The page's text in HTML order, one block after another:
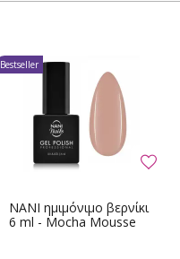
NANI ημιμόνιμο βερνίκι
6 ml - Mocha Mousse
Bestseller